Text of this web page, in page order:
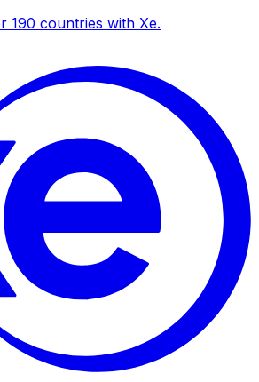
190 countries with Xe.